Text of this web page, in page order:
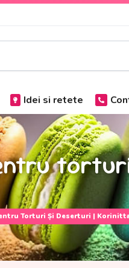
Idei si retete
Torturi Și Deserturi |